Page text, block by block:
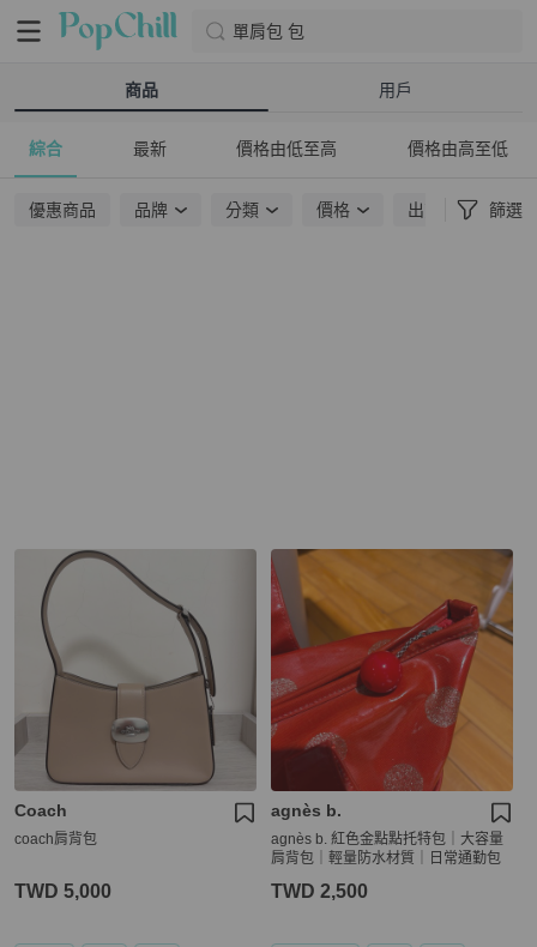
單肩包 包
商品 用戶
綜合 最新 價格由低至高 價格由高至低
優惠商品 品牌 分類 價格 出貨地點 篩選
Coach
coach肩背包
TWD 5,000
agnès b.
agnès b. 紅色金點點托特包｜大容量
肩背包｜輕量防水材質｜日常通勤包
TWD 2,500